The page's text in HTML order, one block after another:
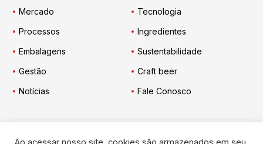
Mercado
Tecnologia
Processos
Ingredientes
Embalagens
Sustentabilidade
Gestão
Craft beer
Notícias
Fale Conosco